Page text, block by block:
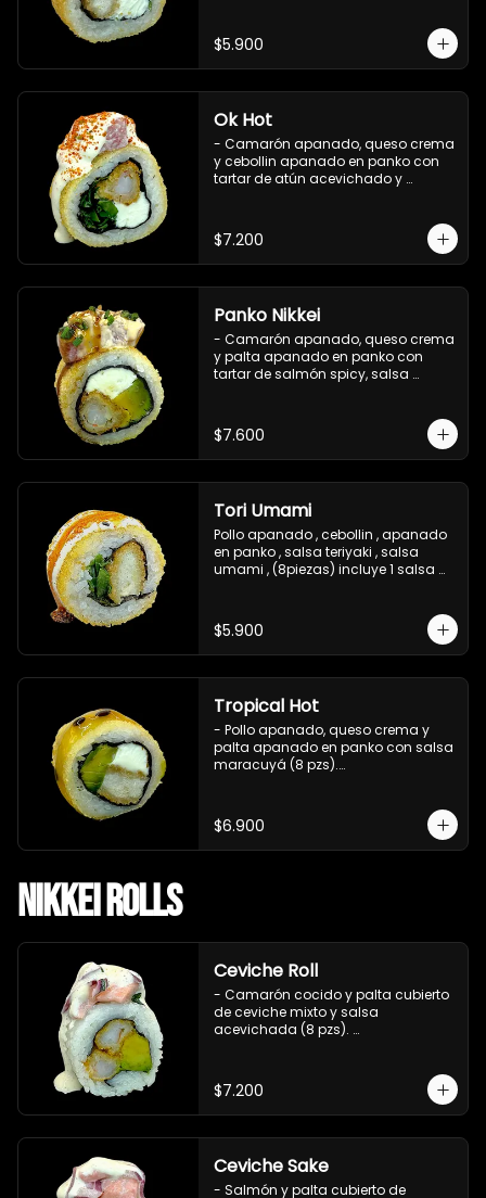
$5.900
Ok Hot
- Camarón apanado, queso crema
y cebollin apanado en panko con
tartar de atún acevichado y
$7.200
Panko Nikkei
- Camarón apanado, queso crema
y palta apanado en panko con
tartar de salmón spicy, salsa
$7.600
Tori Umami
Pollo apanado , cebollin , apanado
en panko , salsa teriyaki , salsa
umami , (8piezas) incluye 1 salsa
$5.900
Tropical Hot
- Pollo apanado, queso crema y
palta apanado en panko con salsa
maracuyá (8 pzs).
$6.900
Nikkei Rolls
Ceviche Roll
- Camarón cocido y palta cubierto
de ceviche mixto y salsa
acevichada (8 pzs).
$7.200
Ceviche Sake
- Salmón y palta cubierto de